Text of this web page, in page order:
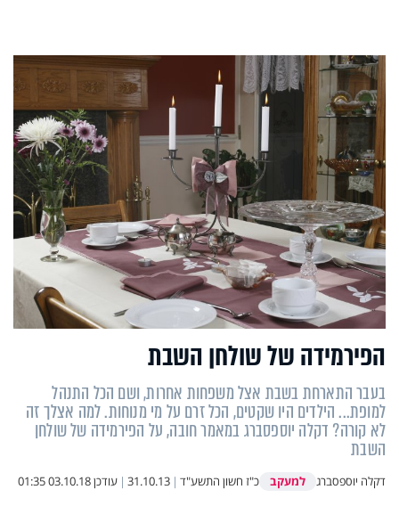
הפירמידה של שולחן השבת
בעבר התארחת בשבת אצל משפחות אחרות, ושם הכל התנהל
למופת... הילדים היו שקטים, הכל זרם על מי מנוחות. למה אצלך זה
לא קורה? דקלה יוספסברג במאמר חובה, על הפירמידה של שולחן
השבת
דקלה יוספסברג למעקב כ"ז חשון התשע"ד |
31.10.13
| עודכן03.10.18 01:35